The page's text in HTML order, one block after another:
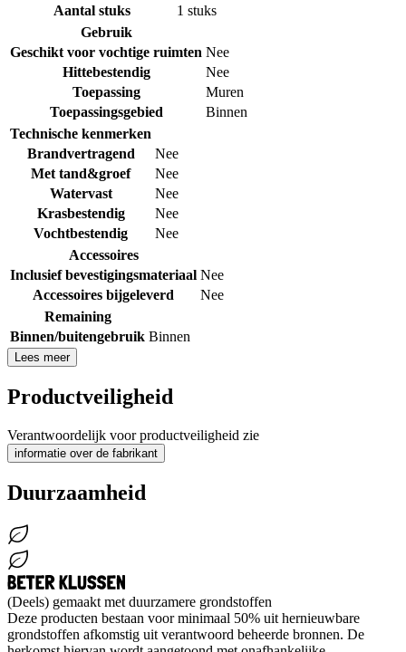
Aantal stuks
1 stuks
Gebruik
Geschikt voor vochtige ruimten Nee
Hittebestendig
Nee
Toepassing
Muren
Toepassingsgebied
Binnen
Technische kenmerken
Brandvertragend
Nee
Met tand&groef
Nee
Watervast
Nee
Krasbestendig
Nee
Vochtbestendig
Nee
Accessoires
Inclusief bevestigingsmateriaal Nee
Accessoires bijgeleverd
Nee
Remaining
Binnen/buitengebruik Binnen
Lees meer
Productveiligheid
Verantwoordelijk voor productveiligheid zie
informatie over de fabrikant
Duurzaamheid
(Deels) gemaakt met duurzamere grondstoffen
Deze producten bestaan voor minimaal 50% uit hernieuwbare
grondstoffen afkomstig uit verantwoord beheerde bronnen. De